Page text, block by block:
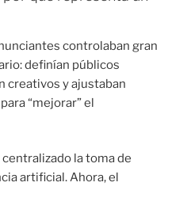
controlaban gran
definían públicos
creativos y ajustaban
“mejorar” el
centralizado la toma de
artificial. Ahora, el